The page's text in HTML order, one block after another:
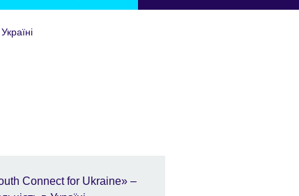
Connect for Ukraine» –